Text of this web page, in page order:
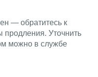
— обратитесь к
продления. Уточнить
можно в службе